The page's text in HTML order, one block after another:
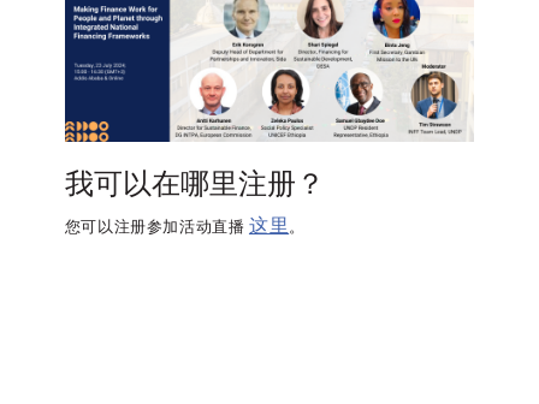
我可以在哪里注册？
您可以注册参加活动直播 这里 。